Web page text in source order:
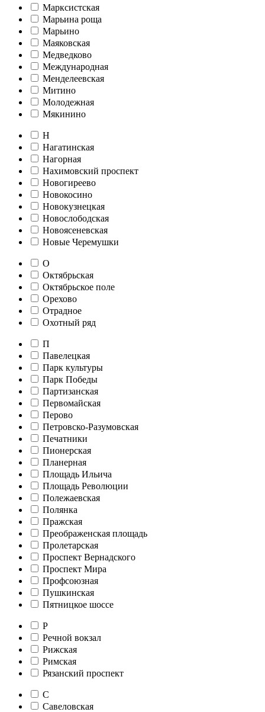
Марксистская
Марьина роща
Марьино
Маяковская
Медведково
Международная
Менделеевская
Митино
Молодежная
Мякинино
Н
Нагатинская
Нагорная
Нахимовский проспект
Новогиреево
Новокосино
Новокузнецкая
Новослободская
Новоясеневская
Новые Черемушки
О
Октябрьская
Октябрьское поле
Орехово
Отрадное
Охотный ряд
П
Павелецкая
Парк культуры
Парк Победы
Партизанская
Первомайская
Перово
Петровско-Разумовская
Печатники
Пионерская
Планерная
Площадь Ильича
Площадь Революции
Полежаевская
Полянка
Пражская
Преображенская площадь
Пролетарская
Проспект Вернадского
Проспект Мира
Профсоюзная
Пушкинская
Пятницкое шоссе
Р
Речной вокзал
Рижская
Римская
Рязанский проспект
С
Савеловская